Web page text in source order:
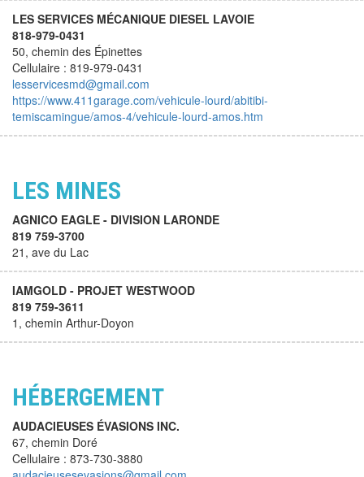
LES SERVICES MÉCANIQUE DIESEL LAVOIE
818-979-0431
50, chemin des Épinettes
Cellulaire : 819-979-0431
lesservicesmd@gmail.com
https://www.411garage.com/vehicule-lourd/abitibi-
temiscamingue/amos-4/vehicule-lourd-amos.htm
LES MINES
AGNICO EAGLE - DIVISION LARONDE
819 759-3700
21, ave du Lac
IAMGOLD - PROJET WESTWOOD
819 759-3611
1, chemin Arthur-Doyon
HÉBERGEMENT
AUDACIEUSES ÉVASIONS INC.
67, chemin Doré
Cellulaire : 873-730-3880